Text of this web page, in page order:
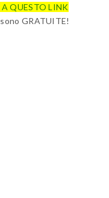
QUESTO LINK
GRATUITE!